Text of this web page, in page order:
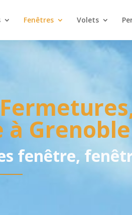
Fenêtres Volets
fenêtre,